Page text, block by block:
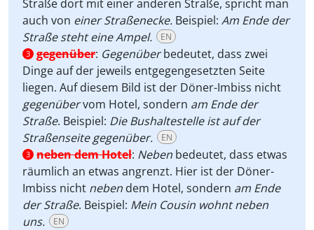
Straße dort mit einer anderen Straße, spricht man
auch von einer Straßenecke. Beispiel: Am Ende der
Straße steht eine Ampel.
EN
3 gegenüber: Gegenüberbedeutet, dass zwei
Dinge auf der jeweils entgegengesetzten Seite
liegen. Auf diesem Bild ist der Döner-Imbiss nicht
gegenübervom Hotel, sondern am Ende der
Straße. Beispiel: Die Bushaltestelle ist auf der
Straßenseite gegenüber.
EN
3 neben dem Hotel: Neben bedeutet, dass etwas
räumlich an etwas angrenzt. Hier ist der Döner-
Imbiss nicht neben dem Hotel, sondern am Ende
der Straße. Beispiel: Mein Cousin wohnt neben
uns.
EN